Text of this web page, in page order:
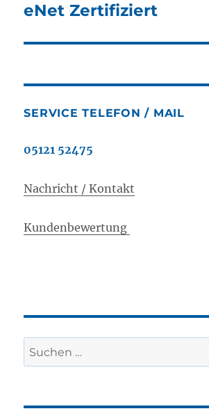
eNet Zertifiziert
SERVICE TELEFON / MAIL
05121 52475
Nachricht / Kontakt
Kundenbewertung
Suchen
nach: